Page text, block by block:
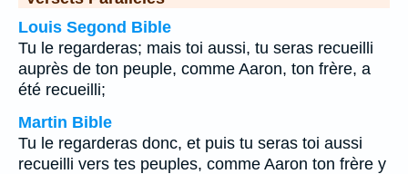
Louis Segond Bible
Tu le regarderas; mais toi aussi, tu seras recueilli
auprès de ton peuple, comme Aaron, ton frère, a
été recueilli;
Martin Bible
Tu le regarderas donc, et puis tu seras toi aussi
recueilli vers tes peuples, comme Aaron ton frère y